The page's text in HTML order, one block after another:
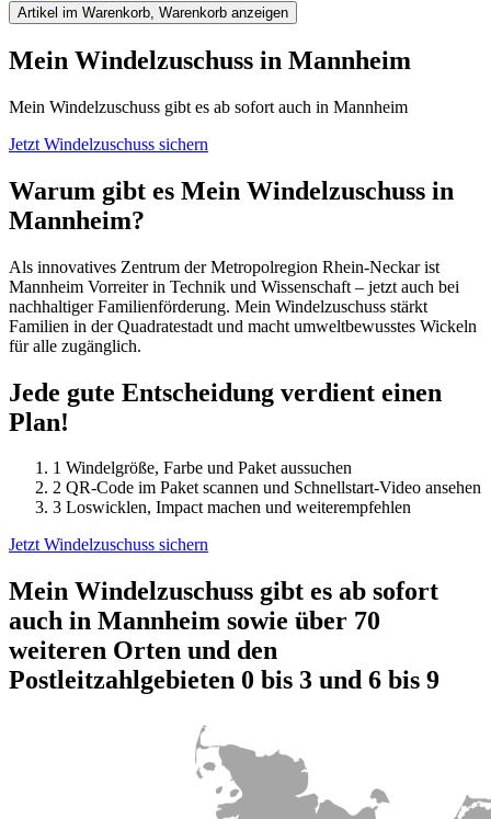
Artikel im Warenkorb, Warenkorb anzeigen
Mein Windel­zuschuss in Mannheim
Mein Windelzuschuss gibt es ab sofort auch in Mannheim
Jetzt Windelzuschuss sichern
Warum gibt es Mein Windelzuschuss in
Mannheim?
Als innovatives Zentrum der Metropolregion Rhein-Neckar ist
Mannheim Vorreiter in Technik und Wissenschaft – jetzt auch bei
nachhaltiger Familienförderung. Mein Windelzuschuss stärkt
Familien in der Quadratestadt und macht umweltbewusstes Wickeln
für alle zugänglich.
Jede gute Entscheidung verdient einen
Plan!
1 Windelgröße, Farbe und Paket aussuchen
2 QR-Code im Paket scannen und Schnellstart-Video ansehen
3 Loswicklen, Impact machen und weiterempfehlen
Jetzt Windelzuschuss sichern
Mein Windelzuschuss gibt es ab sofort
auch in Mannheim sowie über 70
weiteren Orten und den
Postleitzahlgebieten 0 bis 3 und 6 bis 9